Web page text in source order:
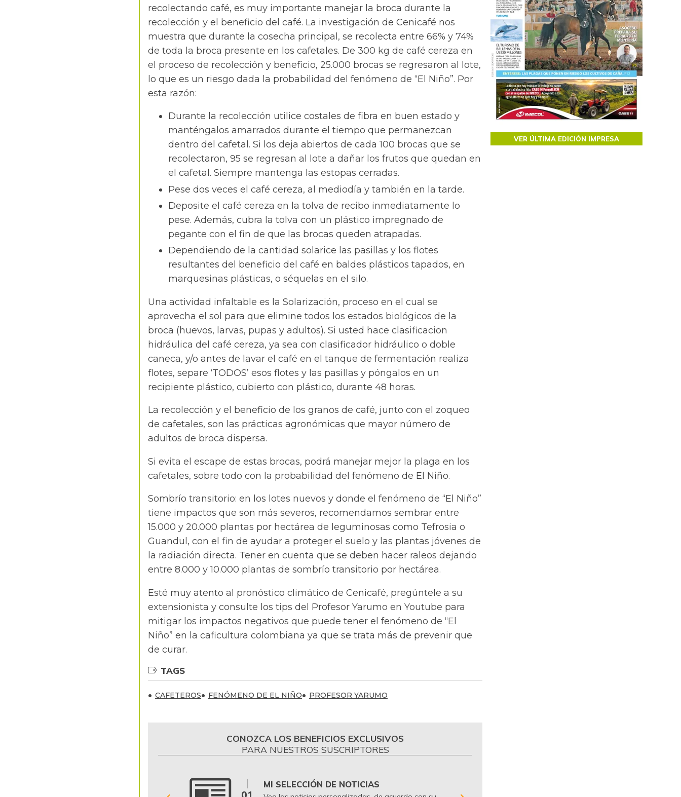
recolectando café, es muy importante manejar la broca durante la
recolección y el beneficio del café. La investigación de Cenicafé nos
muestra que durante la cosecha principal, se recolecta entre 66% y 74%
de toda la broca presente en los cafetales. De 300 kg de café cereza en
el proceso de recolección y beneficio, 25.000 brocas se regresaron al lote,
lo que es un riesgo dada la probabilidad del fenómeno de “El Niño”. Por
esta razón:
Durante la recolección utilice costales de fibra en buen estado y
manténgalos amarrados durante el tiempo que permanezcan
dentro del cafetal. Si los deja abiertos de cada 100 brocas que se
recolectaron, 95 se regresan al lote a dañar los frutos que quedan en
el cafetal. Siempre mantenga las estopas cerradas.
Pese dos veces el café cereza, al mediodía y también en la tarde.
Deposite el café cereza en la tolva de recibo inmediatamente lo
pese. Además, cubra la tolva con un plástico impregnado de
pegante con el fin de que las brocas queden atrapadas.
Dependiendo de la cantidad solarice las pasillas y los flotes
resultantes del beneficio del café en baldes plásticos tapados, en
marquesinas plásticas, o séquelas en el silo.
Una actividad infaltable es la Solarización, proceso en el cual se
aprovecha el sol para que elimine todos los estados biológicos de la
broca (huevos, larvas, pupas y adultos). Si usted hace clasificacion
hidráulica del café cereza, ya sea con clasificador hidráulico o doble
caneca, y/o antes de lavar el café en el tanque de fermentación realiza
flotes, separe ‘TODOS’ esos flotes y las pasillas y póngalos en un
recipiente plástico, cubierto con plástico, durante 48 horas.
La recolección y el beneficio de los granos de café, junto con el zoqueo
de cafetales, son las prácticas agronómicas que mayor número de
adultos de broca dispersa.
Si evita el escape de estas brocas, podrá manejar mejor la plaga en los
cafetales, sobre todo con la probabilidad del fenómeno de El Niño.
Sombrío transitorio: en los lotes nuevos y donde el fenómeno de “El Niño”
tiene impactos que son más severos, recomendamos sembrar entre
15.000 y 20.000 plantas por hectárea de leguminosas como Tefrosia o
Guandul, con el fin de ayudar a proteger el suelo y las plantas jóvenes de
la radiación directa. Tener en cuenta que se deben hacer raleos dejando
entre 8.000 y 10.000 plantas de sombrío transitorio por hectárea.
Esté muy atento al pronóstico climático de Cenicafé, pregúntele a su
extensionista y consulte los tips del Profesor Yarumo en Youtube para
mitigar los impactos negativos que puede tener el fenómeno de “El
Niño” en la caficultura colombiana ya que se trata más de prevenir que
de curar.
TAGS
CAFETEROS FENÓMENO DE EL NIÑO PROFESOR YARUMO
CONOZCA LOS BENEFICIOS EXCLUSIVOS
PARA NUESTROS SUSCRIPTORES
MI SELECCIÓN DE NOTICIAS
VER ÚLTIMA EDICIÓN IMPRESA